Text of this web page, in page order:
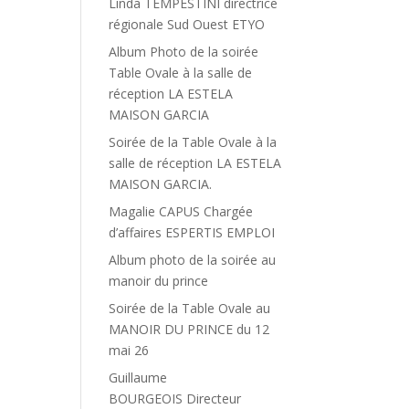
Linda TEMPESTINI directrice
régionale Sud Ouest ETYO
Album Photo de la soirée
Table Ovale à la salle de
réception LA ESTELA
MAISON GARCIA
Soirée de la Table Ovale à la
salle de réception LA ESTELA
MAISON GARCIA.
Magalie CAPUS Chargée
d’affaires ESPERTIS EMPLOI
Album photo de la soirée au
manoir du prince
Soirée de la Table Ovale au
MANOIR DU PRINCE du 12
mai 26
Guillaume
BOURGEOIS Directeur